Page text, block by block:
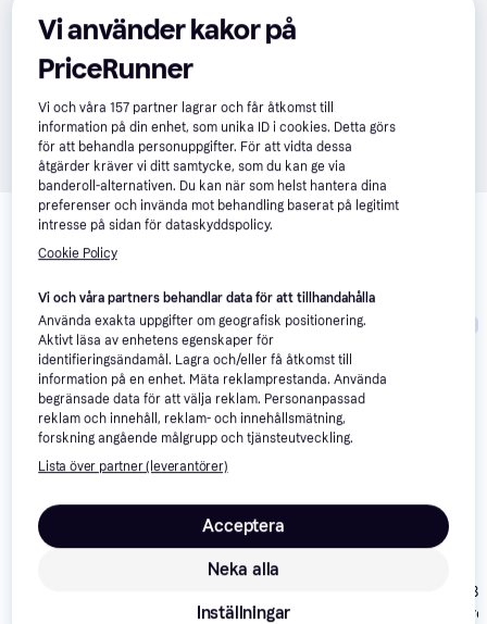
Relaterade produkter
Vi har plockat fram ett urval av produkter som kanske skulle
intressera dig.
tectake Cat Tree
Snooky Activity
Centre with
Trendande
with Sisal
vidaXL
Scratching
Vi använder kakor på
PriceRunner
Vi och våra157 partner lagrar och får åtkomst till
information på din enhet, som unika ID i cookies. Detta görs
för att behandla personuppgifter. För att vidta dessa
åtgärder kräver vi ditt samtycke, som du kan ge via
banderoll-alternativen. Du kan när som helst hantera dina
preferenser och invända mot behandling baserat på legitimt
intresse på sidan för dataskyddspolicy.
Cookie Policy
Vi och våra partners behandlar data för att tillhandahålla
Använda exakta uppgifter om geografisk positionering.
Aktivt läsa av enhetens egenskaper för
identifieringsändamål. Lagra och/eller få åtkomst till
information på en enhet. Mäta reklamprestanda. Använda
begränsade data för att välja reklam. Personanpassad
reklam och innehåll, reklam- och innehållsmätning,
forskning angående målgrupp och tjänsteutveckling.
Lista över partner (leverantörer)
Neka alla
Acceptera
Inställningar